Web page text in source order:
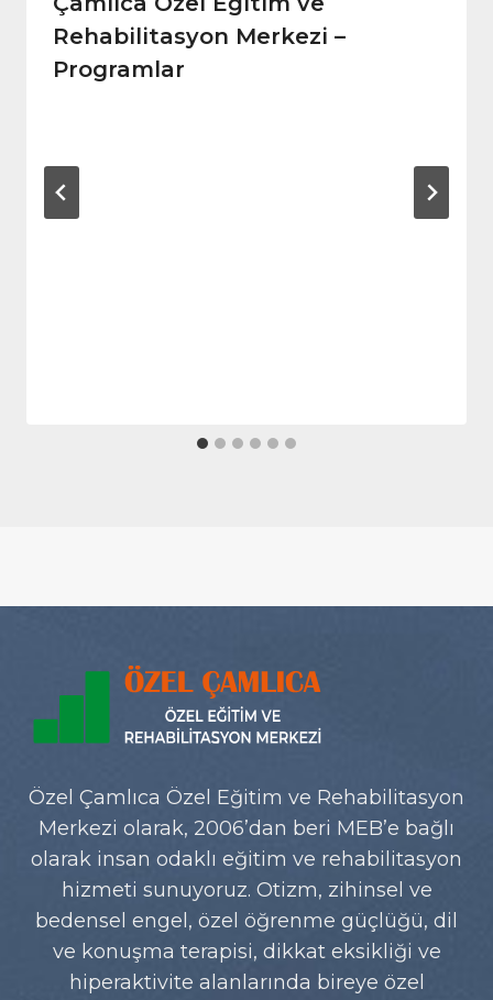
Rehabilitasyon Merkezi –
Programlar
Özel Çamlıca Özel Eğitim ve Rehabilitasyon
Merkezi olarak, 2006’dan beri MEB’e bağlı
olarak insan odaklı eğitim ve rehabilitasyon
hizmeti sunuyoruz. Otizm, zihinsel ve
bedensel engel, özel öğrenme güçlüğü, dil
ve konuşma terapisi, dikkat eksikliği ve
hiperaktivite alanlarında bireye özel